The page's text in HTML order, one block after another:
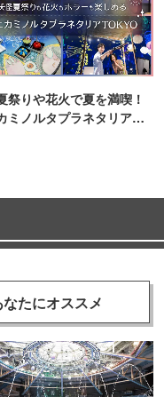
祭りや花火で夏を満喫！
ミノルタプラネタリア
なたにオススメ